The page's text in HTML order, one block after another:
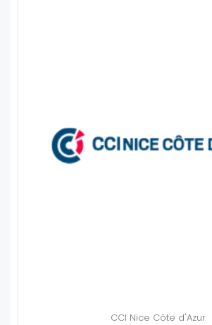
CCI Nice Côte d'Azur